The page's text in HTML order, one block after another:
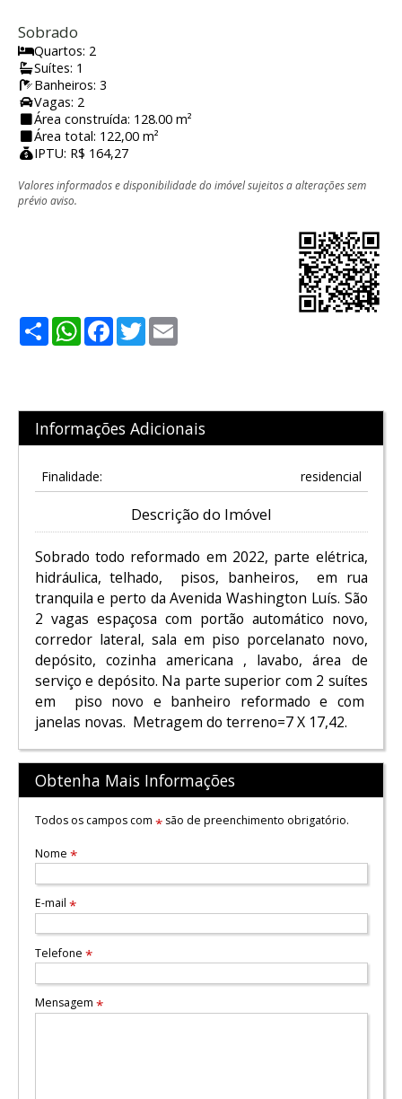
Sobrado
Quartos: 2
Suítes: 1
Banheiros: 3
Vagas: 2
Área construída: 128.00 m²
Área total: 122,00 m²
IPTU: R$ 164,27
Valores informados e disponibilidade do imóvel sujeitos a alterações sem
prévio aviso.
ShareWhatsApp
Facebook
Twitter
Informações Adicionais
Finalidade: residencial
Descrição do Imóvel
Sobrado todo reformado em 2022, parte elétrica,
hidráulica, telhado, pisos, banheiros, em rua
tranquila e perto da Avenida Washington Luís. São
2 vagas espaçosa com portão automático novo,
corredor lateral, sala em piso porcelanato novo,
depósito, cozinha americana , lavabo, área de
serviço e depósito. Na parte superior com 2 suítes
em piso novo e banheiro reformado e com
janelas novas. Metragem do terreno=7 X 17,42.
Obtenha Mais Informações
Todos os campos com *são de preenchimento obrigatório.
Nome *
E-mail *
Telefone *
Mensagem *